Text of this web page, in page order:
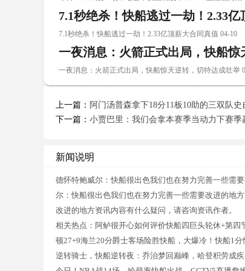
7.1秒绝杀！快船逃过一劫！2.33
7.1秒绝杀！快船逃过一劫！2.33亿顶薪大合同真值 04-10
一夜消息：火箭正式出局，快船
一夜消息：火箭正式出局，快船惊天逆转，切特达成壮举
上一篇： 阿门汤普森拿下18分11板10助的三双队
下一篇： 小贾巴里：我们会拿本赛季当动力下赛季
新闻说明
德怀特鲍威尔：快船很出色我们也在努力完善一些需
尔：快船很出色我们也在努力完善一些需要改进的地
改进的地方资讯内容有什么疑问，请咨询资讯作者。
相关热点：阿鲈很开心️如何评价快船四巨头轮休+第
顿27+9海兰20分爵士客场险胜快船，大爆冷！快船1
逆转骑士，快船逆转夜：乔治梦回巅峰，哈登积劳成